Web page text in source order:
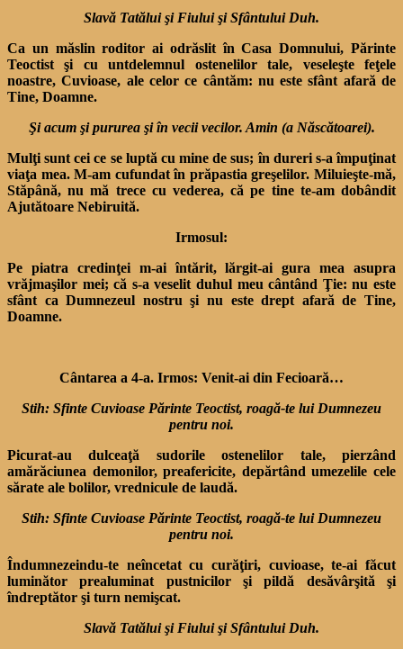
Slavă Tatălui şi Fiului şi Sfântului Duh.
Ca un măslin roditor ai odrăslit în Casa Domnului, Părinte
Teoctist şi cu untdelemnul ostenelilor tale, veseleşte feţele
noastre, Cuvioase, ale celor ce cântăm: nu este sfânt afară de
Tine, Doamne.
Şi acum şi pururea şi în vecii vecilor. Amin (a Născătoarei).
Mulţi sunt cei ce se luptă cu mine de sus; în dureri s-a împuţinat
viaţa mea. M-am cufundat în prăpastia greşelilor. Miluieşte-mă,
Stăpână, nu mă trece cu vederea, că pe tine te-am dobândit
Ajutătoare Nebiruită.
Irmosul:
Pe piatra credinţei m-ai întărit, lărgit-ai gura mea asupra
vrăjmaşilor mei; că s-a veselit duhul meu cântând Ţie: nu este
sfânt ca Dumnezeul nostru şi nu este drept afară de Tine,
Doamne.
Cântarea a 4-a. Irmos: Venit-ai din Fecioară…
Stih: Sfinte Cuvioase Părinte Teoctist, roagă-te lui Dumnezeu
pentru noi.
Picurat-au dulceaţă sudorile ostenelilor tale, pierzând
amărăciunea demonilor, prea­fericite, depărtând umezelile cele
sărate ale bolilor, vrednicule de laudă.
Stih: Sfinte Cuvioase Părinte Teoctist, roagă-te lui Dumnezeu
pentru noi.
Îndumnezeindu-te neîncetat cu curăţiri, cuvioase, te-ai făcut
luminător prealuminat pustni­cilor şi pildă desăvârşită şi
îndreptător şi turn nemişcat.
Slavă Tatălui şi Fiului şi Sfântului Duh.